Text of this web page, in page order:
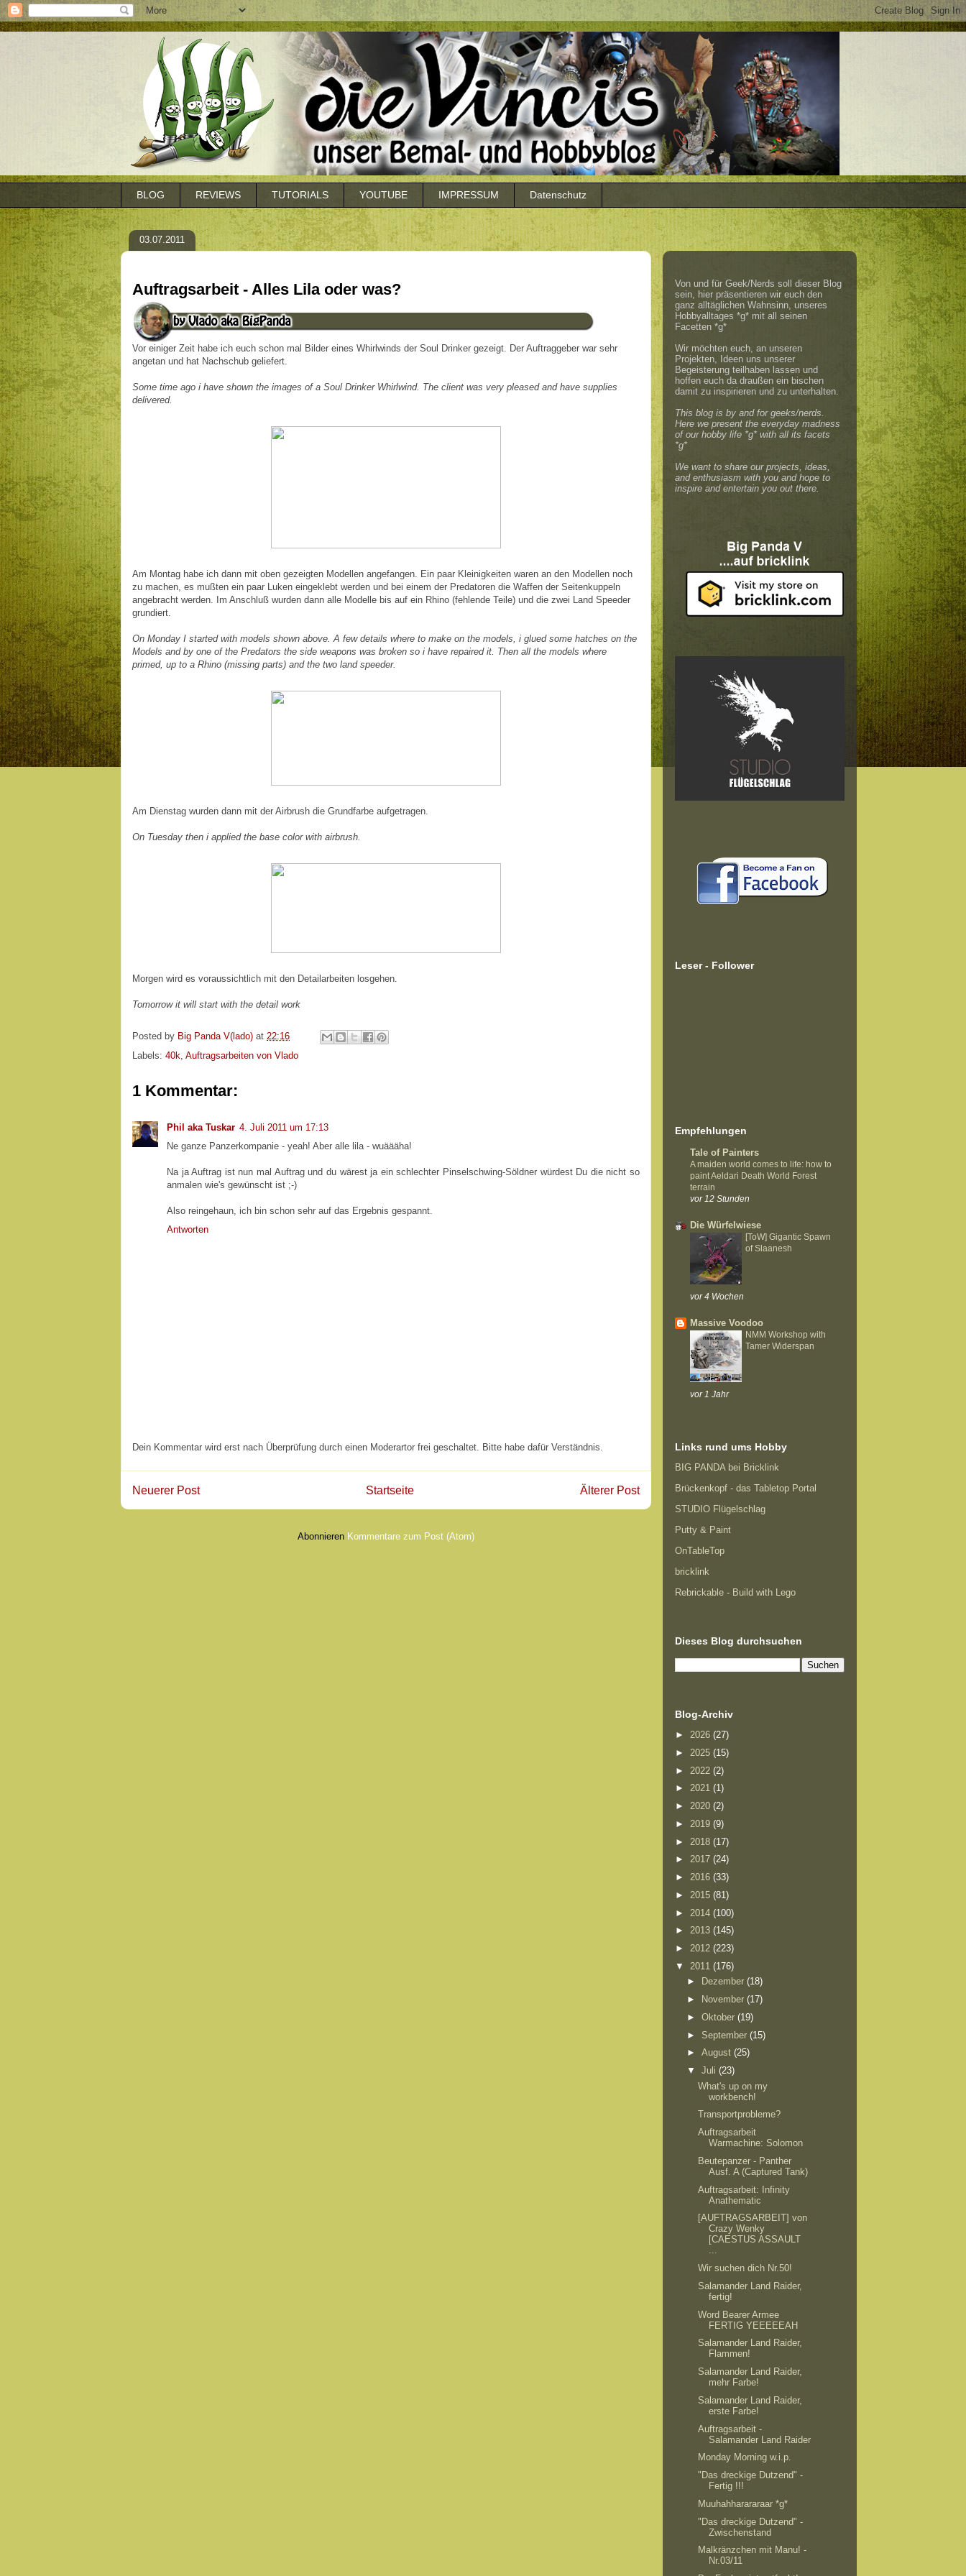
BLOG REVIEWS TUTORIALS YOUTUBE IMPRESSUM Datenschutz
03.07.2011
Auftragsarbeit - Alles Lila oder was?
Vor einiger Zeit habe ich euch schon mal Bilder eines Whirlwinds der Soul Drinker gezeigt. Der Auftraggeber war sehr
angetan und hat Nachschub geliefert.
Some time ago i have shown the images of a Soul Drinker Whirlwind. The client was very pleased and have supplies
delivered.
Am Montag habe ich dann mit oben gezeigten Modellen angefangen. Ein paar Kleinigkeiten waren an den Modellen noch
zu machen, es mußten ein paar Luken eingeklebt werden und bei einem der Predatoren die Waffen der Seitenkuppeln
angebracht werden. Im Anschluß wurden dann alle Modelle bis auf ein Rhino (fehlende Teile) und die zwei Land Speeder
grundiert.
On Monday I started with models shown above A few details where to make on the models i glued some hatches on the
Models and by one of the Predators the side weapons was broken so i have repaired it Then all the models where
primed, up to a Rhino (missing parts) and the two land speeder.
Am Dienstag wurden dann mit der Airbrush die Grundfarbe aufgetragen.
On Tuesday then i applied the base color with airbrush
Morgen wird es voraussichtlich mit den Detailarbeiten losgehen.
Tomorrow it will start with the detail work
Posted by Big Panda V(lado) at 22:16
Labels: 40k Auftragsarbeiten von Vlado
1 Kommentar:
Phil aka Tuskar 4. Juli 2011 um 17:13
Ne ganze Panzerkompanie - yeah! Aber alle lila - wuäääha!
Na ja Auftrag ist nun mal Auftrag und du wärest ja ein schlechter Pinselschwing-Söldner würdest Du die nicht so
anmalen wie's gewünscht ist ;-)
Also reingehaun, ich bin schon sehr auf das Ergebnis gespannt.
Antworten
Dein Kommentar wird erst nach Überprüfung durch einen Moderartor frei geschaltet. Bitte habe dafür Verständnis.
Neuerer Post Älterer Post
Startseite
Abonnieren Kommentare zum Post (Atom)
Von und für Geek/Nerds soll dieser Blog
sein, hier präsentieren wir euch den
ganz alltäglichen Wahnsinn, unseres
Hobbyalltages *g* mit all seinen
Facetten *g*
Wir möchten euch, an unseren
Projekten, Ideen uns unserer
Begeisterung teilhaben lassen und
hoffen euch da draußen ein bischen
damit zu inspirieren und zu unterhalten.
This blog is by and for geeks/nerds.
Here we present the everyday madness
of our hobby life *g* with all its facets
*g*
We want to share our projects, ideas,
and enthusiasm with you and hope to
inspire and entertain you out there.
Leser - Follower
Empfehlungen
Tale of Painters
A maiden world comes to life: how to
paint Aeldari Death World Forest
terrain
vor 12 Stunden
Die Würfelwiese
[ToW] Gigantic Spawn
of Slaanesh
vor 4 Wochen
Massive Voodoo
NMM Workshop with
Tamer Widerspan
vor 1 Jahr
Links rund ums Hobby
BIG PANDA bei Bricklink
Brückenkopf - das Tabletop Portal
STUDIO Flügelschlag
Putty & Paint
OnTableTop
bricklink
Rebrickable - Build with Lego
Dieses Blog durchsuchen
Blog-Archiv
► 2026 (27)
► 2025 (15)
► 2022 (2)
► 2021 (1)
► 2020 (2)
► 2019 (9)
► 2018 (17)
► 2017 (24)
► 2016 (33)
► 2015 (81)
► 2014 (100)
► 2013 (145)
► 2012 (223)
▼ 2011 (176)
►
Dezember (18)
►
November (17)
► Oktober (19)
► September (15)
► August (25)
▼ Juli (23)
What's up on my
workbench!
Transportprobleme?
Auftragsarbeit
Warmachine: Solomon
Beutepanzer - Panther
Ausf. A (Captured Tank)
Auftragsarbeit: Infinity
Anathematic
[AUFTRAGSARBEIT] von
Crazy Wenky
[CAESTUS ASSAULT
...
Wir suchen dich Nr.50!
Salamander Land Raider,
fertig!
Word Bearer Armee
FERTIG YEEEEEAH
Salamander Land Raider,
Flammen!
Salamander Land Raider,
mehr Farbe!
Salamander Land Raider,
erste Farbe!
Auftragsarbeit -
Salamander Land Raider
Monday Morning w.i.p.
"Das dreckige Dutzend" -
Fertig !!!
Muuhahharararaar *g*
"Das dreckige Dutzend" -
Zwischenstand
Malkränzchen mit Manu! -
Nr.03/11